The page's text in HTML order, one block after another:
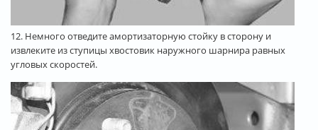
12. Немного отведите амортизаторную стойку в сторону и
извлеките из ступицы хвостовик наружного шарнира равных
угловых скоростей.